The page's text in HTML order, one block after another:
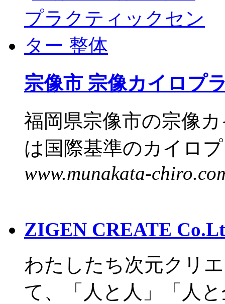
宗像市 宗像カイロプ
福岡県宗像市の宗像
は国際基準のカイロ
www.munakata-
ZIGEN CREATE
わたしたち次元クリ
て、「人と人」「人